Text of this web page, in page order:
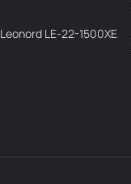
Конвектор электрический Leonord LE-22-1500XE